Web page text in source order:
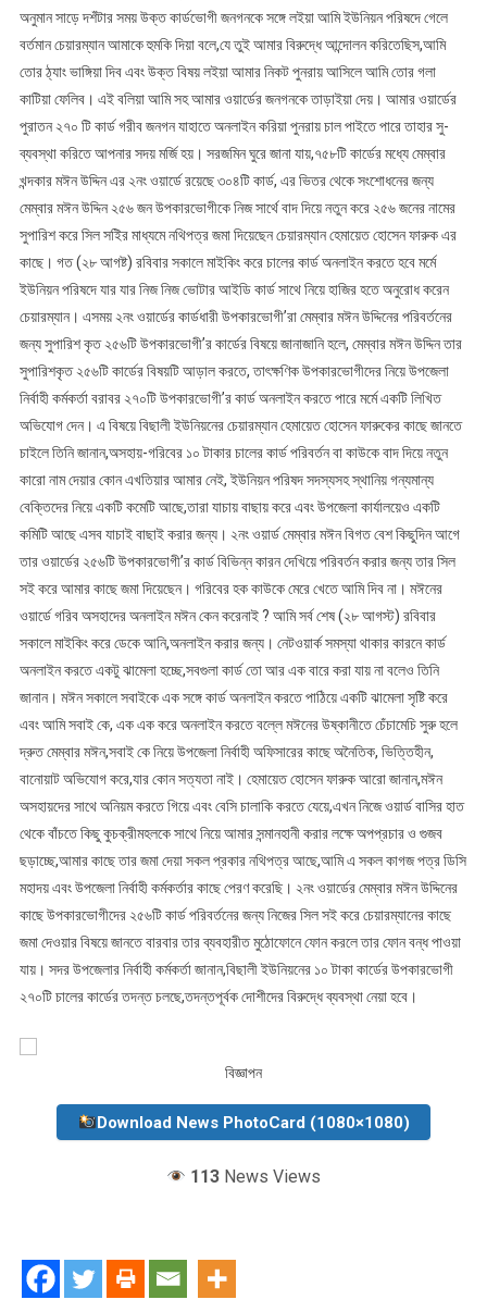
অনুমান সাড়ে দশঁটার সময় উক্ত কার্ডভোগী জনগনকে সঙ্গে লইয়া আমি ইউনিয়ন পরিষদে গেলে
বর্তমান চেয়ারম্যান আমাকে হুমকি দিয়া বলে,যে তুই আমার বিরুদ্ধে আন্দোলন করিতেছিস,আমি
তোর ঠ্যাং ভাঙ্গিয়া দিব এবং উক্ত বিষয় লইয়া আমার নিকট পুনরায় আসিলে আমি তোর গলা
কাটিয়া ফেলিব। এই বলিয়া আমি সহ আমার ওয়ার্ডের জনগনকে তাড়াইয়া দেয়। আমার ওয়ার্ডের
পুরাতন ২৭০ টি কার্ড গরীব জনগন যাহাতে অনলাইন করিয়া পুনরায় চাল পাইতে পারে তাহার সু-
ব্যবস্থা করিতে আপনার সদয় মর্জি হয়। সরজমিন ঘুরে জানা যায়,৭৫৮টি কার্ডের মধ্যে মেম্বার
খন্দকার মঈন উদ্দিন এর ২নং ওয়ার্ডে রয়েছে ৩০৪টি কার্ড, এর ভিতর থেকে সংশোধনের জন্য
মেম্বার মঈন উদ্দিন ২৫৬ জন উপকারভোগীকে নিজ সার্থে বাদ দিয়ে নতুন করে ২৫৬ জনের নামের
সুপারিশ করে সিল সইির মাধ্যমে নথিপত্র জমা দিয়েছেন চেয়ারম্যান হেমায়েত হোসেন ফারুক এর
কাছে। গত (২৮ আগষ্ট) রবিবার সকালে মাইকিং করে চালের কার্ড অনলাইন করতে হবে মর্মে
ইউনিয়ন পরিষদে যার যার নিজ নিজ ভোটার আইডি কার্ড সাথে নিয়ে হাজির হতে অনুরোধ করেন
চেয়ারম্যান। এসময় ২নং ওয়ার্ডের কার্ডধারী উপকারভোগী’রা মেম্বার মঈন উদ্দিনের পরিবর্তনের
জন্য সুপারিশ কৃত ২৫৬টি উপকারভোগী’র কার্ডের বিষয়ে জানাজানি হলে, মেম্বার মঈন উদ্দিন তার
সুপারিশকৃত ২৫৬টি কার্ডের বিষয়টি আড়াল করতে, তাৎক্ষণিক উপকারভোগীদের নিয়ে উপজেলা
নির্বাহী কর্মকর্তা বরাবর ২৭০টি উপকারভোগী’র কার্ড অনলাইন করতে পারে মর্মে একটি লিখিত
অভিযোগ দেন। এ বিষয়ে বিছালী ইউনিয়নের চেয়ারম্যান হেমায়েত হোসেন ফারুকের কাছে জানতে
চাইলে তিনি জানান,অসহায়-গরিবের ১০ টাকার চালের কার্ড পরিবর্তন বা কাউকে বাদ দিয়ে নতুন
কারো নাম দেয়ার কোন এখতিয়ার আমার নেই, ইউনিয়ন পরিষদ সদস্যসহ স্থানিয় গন্যমান্য
বেক্তিদের নিয়ে একটি কমেটি আছে,তারা যাচায় বাছায় করে এবং উপজেলা কার্যালয়েও একটি
কমিটি আছে এসব যাচাই বাছাই করার জন্য। ২নং ওয়ার্ড মেম্বার মঈন বিগত বেশ কিছুদিন আগে
তার ওয়ার্ডের ২৫৬টি উপকারভোগী’র কার্ড বিভিন্ন কারন দেখিয়ে পরিবর্তন করার জন্য তার সিল
সই করে আমার কাছে জমা দিয়েছেন। গরিবের হক কাউকে মেরে খেতে আমি দিব না। মঈনের
ওয়ার্ডে গরিব অসহাদের অনলাইন মঈন কেন করেনাই ? আমি সর্ব শেষ (২৮ আগস্ট) রবিবার
সকালে মাইকিং করে ডেকে আনি,অনলাইন করার জন্য। নেটওয়ার্ক সমস্যা থাকার কারনে কার্ড
অনলাইন করতে একটু ঝামেলা হচ্ছে,সবগুলা কার্ড তো আর এক বারে করা যায় না বলেও তিনি
জানান। মঈন সকালে সবাইকে এক সঙ্গে কার্ড অনলাইন করতে পাঠিয়ে একটি ঝামেলা সৃষ্টি করে
এবং আমি সবাই কে, এক এক করে অনলাইন করতে বল্লে মঈনের উষ্কানীতে চেঁচামেচি সুরু হলে
দ্রুত মেম্বার মঈন,সবাই কে নিয়ে উপজেলা নির্বাহী অফিসারের কাছে অনৈতিক, ভিত্তিহীন,
বানোয়াট অভিযোগ করে,যার কোন সত্যতা নাই। হেমায়েত হোসেন ফারুক আরো জানান,মঈন
অসহায়দের সাথে অনিয়ম করতে গিয়ে এবং বেসি চালাকি করতে যেয়ে,এখন নিজে ওয়ার্ড বাসির হাত
থেকে বাঁচতে কিছু কুচক্রীমহলকে সাথে নিয়ে আমার সন্মানহানী করার লক্ষে অপপ্রচার ও গুজব
ছড়াচ্ছে,আমার কাছে তার জমা দেয়া সকল প্রকার নথিপত্র আছে,আমি এ সকল কাগজ পত্র ডিসি
মহাদয় এবং উপজেলা নির্বাহী কর্মকর্তার কাছে পেরণ করেছি। ২নং ওয়ার্ডের মেম্বার মঈন উদ্দিনের
কাছে উপকারভোগীদের ২৫৬টি কার্ড পরিবর্তনের জন্য নিজের সিল সই করে চেয়ারম্যানের কাছে
জমা দেওয়ার বিষয়ে জানতে বারবার তার ব্যবহারীত মুঠোফোনে ফোন করলে তার ফোন বন্ধ পাওয়া
যায়। সদর উপজেলার নির্বাহী কর্মকর্তা জানান,বিছালী ইউনিয়নের ১০ টাকা কার্ডের উপকারভোগী
২৭০টি চালের কার্ডের তদন্ত চলছে,তদন্তপূর্বক দোশীদের বিরুদ্ধে ব্যবস্থা নেয়া হবে।
বিজ্ঞাপন
Download News PhotoCard (1080×1080)
113 News Views